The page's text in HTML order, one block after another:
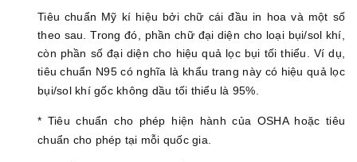
Tiêu chuẩn Mỹ kí hiệu bởi chữ cái đầu in hoa và một số
theo sau. Trong đó, phần chữ đại diện cho loại bụi/sol khí,
còn phần số đại diện cho hiệu quả lọc bụi tối thiểu. Ví dụ,
tiêu chuẩn N95 có nghĩa là khẩu trang này có hiệu quả lọc
bụi/sol khí gốc không dầu tối thiểu là 95%.
* Tiêu chuẩn cho phép hiện hành của OSHA hoặc tiêu
chuẩn cho phép tại mỗi quốc gia.